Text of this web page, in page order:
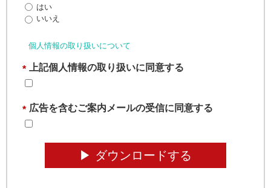
はい
いいえ
個人情報の取り扱いについて
* 上記個人情報の取り扱いに同意する
* 広告を含むご案内メールの受信に同意する
▶︎ ダウンロードする